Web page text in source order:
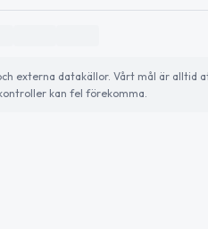
externa datakällor. Vårt mål är alltid
kan fel förekomma.